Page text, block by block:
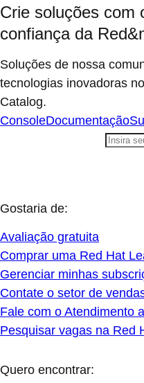
Crie soluções com
confiança da
Soluções de nossa
tecnologias inovadoras
Catalog.
ConsoleDocumentação
Gostaria de:
Avaliação gratuita
Comprar uma Red Hat
Gerenciar minhas
Contate o setor de
Fale com o Atendimento
Pesquisar vagas na Red
Quero encontrar: